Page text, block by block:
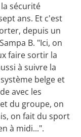
sécurité
ans. Et c'est
depuis un
B. "Ici, on
faire sortir la
à suivre la
belge et
avec les
du groupe, on
on fait du sport
à midi...".